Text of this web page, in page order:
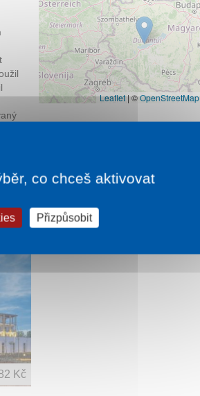
Leaflet|©OpenStreetMap
Kč
co chceš aktivovat
Přizpůsobit